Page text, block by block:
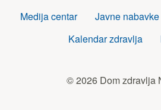
zdravlja
Medija centar
Javne nabavke
Kalendar zdravlja
© 2026 Dom zdravlja